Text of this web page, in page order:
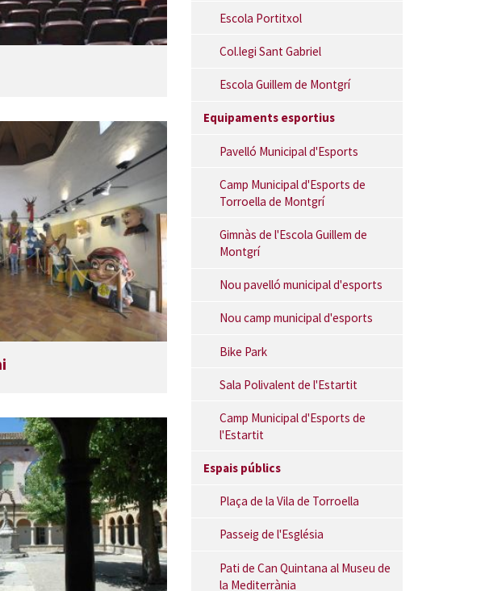
Escola Portitxol
Col.legi Sant Gabriel
Escola Guillem de Montgrí
Equipaments esportius
Pavelló Municipal d'Esports
Camp Municipal d'Esports de
Torroella de Montgrí
Gimnàs de l'Escola Guillem de
Montgrí
Nou pavelló municipal d'esports
Nou camp municipal d'esports
Bike Park
Sala Polivalent de l'Estartit
Camp Municipal d'Esports de
l'Estartit
Espais públics
Plaça de la Vila de Torroella
Passeig de l'Església
Pati de Can Quintana al Museu de
la Mediterrània